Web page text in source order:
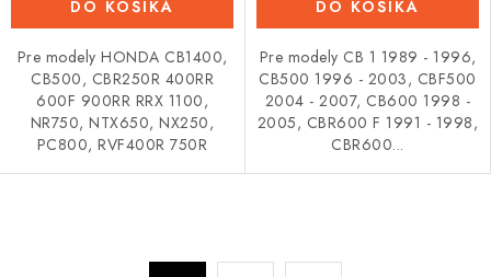
DO KOŠÍKA
Pre modely HONDA CB1400,
CB500, CBR250R 400RR
600F 900RR RRX 1100,
NR750, NTX650, NX250,
PC800, RVF400R 750R
DO KOŠÍKA
Pre modely CB 1 1989 - 1996,
CB500 1996 - 2003, CBF500
2004 - 2007, CB600 1998 -
2005, CBR600 F 1991 - 1998,
CBR600...